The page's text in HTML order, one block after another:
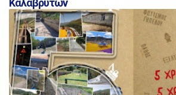
Καλαβρύτων